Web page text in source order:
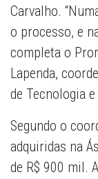
Carvalho.
o processo, e
completa o
Lapenda,
de Tecnologia
Segundo o
adquiridas na
de R$ 900 mil.